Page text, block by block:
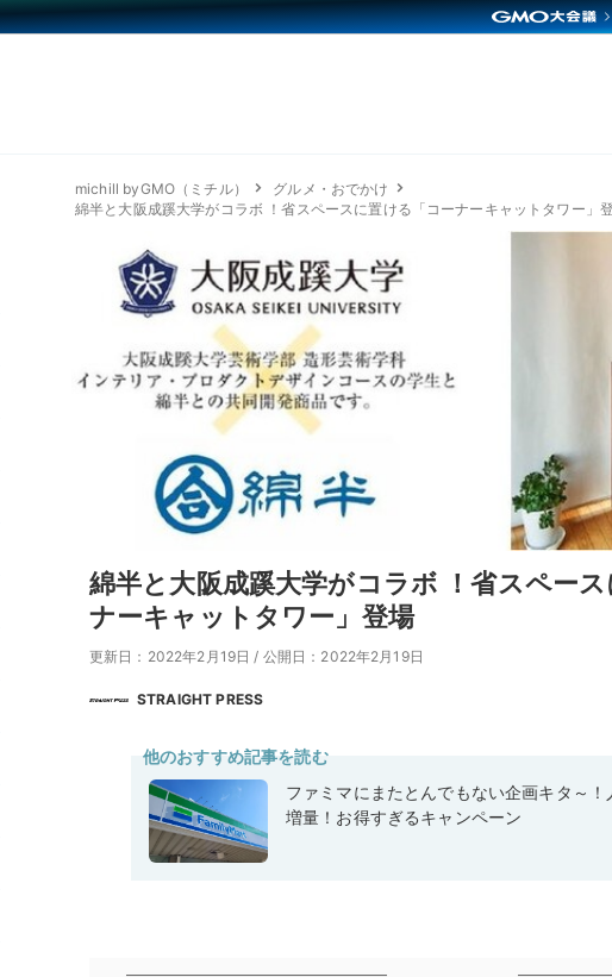
michill byGMO（ミチル）
グルメ・おでかけ
綿半と大阪成蹊大学がコラボ ！省スペースに置ける「コーナーキャットタワー」
綿半と大阪成蹊大学がコラボ ！省スペー
ナーキャットタワー」登場
更新日：2022年2月19日 / 公開日：2022年2月19日
STRAIGHT PRESS
他のおすすめ記事を読む
ファミマにまたとんでもない企画キタ～！
増量！お得すぎるキャンペーン